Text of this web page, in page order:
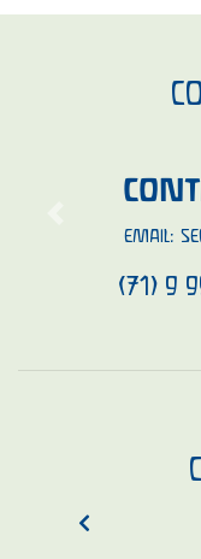
EMAIL:
(71) 9